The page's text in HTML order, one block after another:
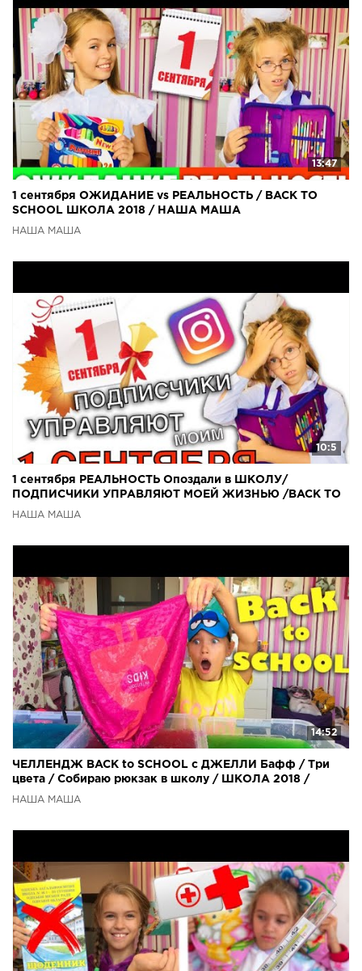
13:47
1 сентября ОЖИДАНИЕ vs РЕАЛЬНОСТЬ / BACK TO
SCHOOL ШКОЛА 2018 / НАША МАША
НАША МАША
10:5
1 сентября РЕАЛЬНОСТЬ Опоздали в ШКОЛУ/
ПОДПИСЧИКИ УПРАВЛЯЮТ МОЕЙ ЖИЗНЬЮ /BACK TO
SCHOOL 2018
НАША МАША
14:52
ЧЕЛЛЕНДЖ BACK to SCHOOL с ДЖЕЛЛИ Бафф / Три
цвета / Собираю рюкзак в школу / ШКОЛА 2018 /
НАША МАША
НАША МАША